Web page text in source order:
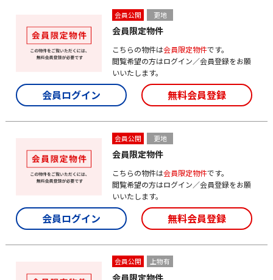
会員公開 更地
会員限定物件
こちらの物件は会員限定物件です。
閲覧希望の方はログイン／会員登録をお願
いいたします。
会員ログイン 無料会員登録
会員公開 更地
会員限定物件
こちらの物件は会員限定物件です。
閲覧希望の方はログイン／会員登録をお願
いいたします。
会員ログイン 無料会員登録
会員公開 上物有
会員限定物件